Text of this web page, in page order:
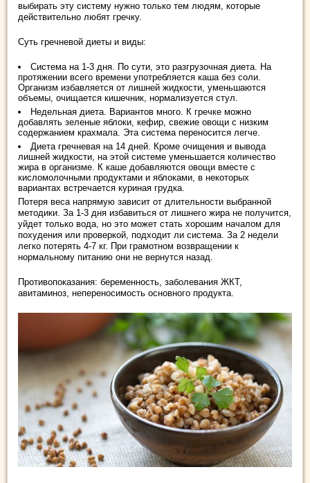
выбирать эту систему нужно только тем людям, которые
действительно любят гречку.
Суть гречневой диеты и виды:
Система на 1-3 дня. По сути, это разгрузочная диета. На
протяжении всего времени употребляется каша без соли.
Организм избавляется от лишней жидкости, уменьшаются
объемы, очищается кишечник, нормализуется стул.
Недельная диета. Вариантов много. К гречке можно
добавлять зеленые яблоки, кефир, свежие овощи с низким
содержанием крахмала. Эта система переносится легче.
Диета гречневая на 14 дней. Кроме очищения и вывода
лишней жидкости, на этой системе уменьшается количество
жира в организме. К каше добавляются овощи вместе с
кисломолочными продуктами и яблоками, в некоторых
вариантах встречается куриная грудка.
Потеря веса напрямую зависит от длительности выбранной
методики. За 1-3 дня избавиться от лишнего жира не получится,
уйдет только вода, но это может стать хорошим началом для
похудения или проверкой, подходит ли система. За 2 недели
легко потерять 4-7 кг. При грамотном возвращении к
нормальному питанию они не вернутся назад.
Противопоказания: беременность, заболевания ЖКТ,
авитаминоз, непереносимость основного продукта.